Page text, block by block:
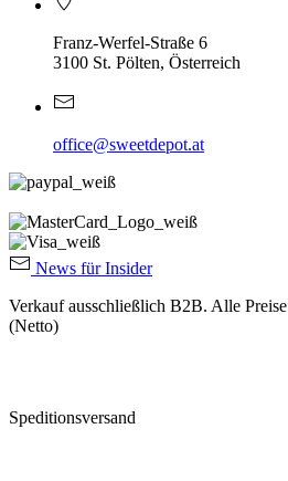
Franz-Werfel-Straße 6
3100 St. Pölten, Österreich
office@sweetdepot.at
News für Insider
Verkauf ausschließlich B2B. Alle
(Netto)
Speditionsversand